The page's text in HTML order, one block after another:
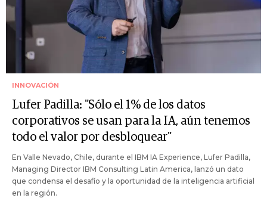
INNOVACIÓN
Lufer Padilla: "Sólo el 1% de los datos
corporativos se usan para la IA, aún tenemos
todo el valor por desbloquear"
En Valle Nevado, Chile, durante el IBM IA Experience, Lufer Padilla,
Managing Director IBM Consulting Latin America, lanzó un dato
que condensa el desafío y la oportunidad de la inteligencia artificial
en la región.